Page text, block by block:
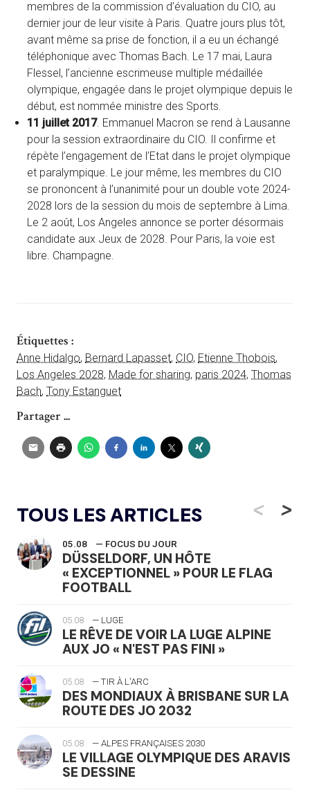
membres de la commission d’évaluation du CIO, au
dernier jour de leur visite à Paris. Quatre jours plus tôt,
avant même sa prise de fonction, il a eu un échangé
téléphonique avec Thomas Bach. Le 17 mai, Laura
Flessel, l’ancienne escrimeuse multiple médaillée
olympique, engagée dans le projet olympique depuis le
début, est nommée ministre des Sports.
11 juillet 2017. Emmanuel Macron se rend à Lausanne
pour la session extraordinaire du CIO. Il confirme et
répète l’engagement de l’Etat dans le projet olympique
et paralympique. Le jour même, les membres du CIO
se prononcent à l’unanimité pour un double vote 2024-
2028 lors de la session du mois de septembre à Lima.
Le 2 août, Los Angeles annonce se porter désormais
candidate aux Jeux de 2028. Pour Paris, la voie est
libre. Champagne.
Étiquettes :
Anne Hidalgo, Bernard Lapasset, CIO, Etienne Thobois,
Los Angeles 2028, Made for sharing, paris 2024, Thomas
Bach, Tony Estanguet
Partager ...
TOUS LES ARTICLES <
05.08 — FOCUS DU JOUR
DÜSSELDORF, UN HÔTE
« EXCEPTIONNEL » POUR LE FLAG
FOOTBALL
05.08 — LUGE
LE RÊVE DE VOIR LA LUGE ALPINE
AUX JO « N'EST PAS FINI »
05.08 — TIR À L'ARC
DES MONDIAUX À BRISBANE SUR LA
ROUTE DES JO 2032
05.08 — ALPES FRANÇAISES 2030
LE VILLAGE OLYMPIQUE DES ARAVIS
SE DESSINE
>